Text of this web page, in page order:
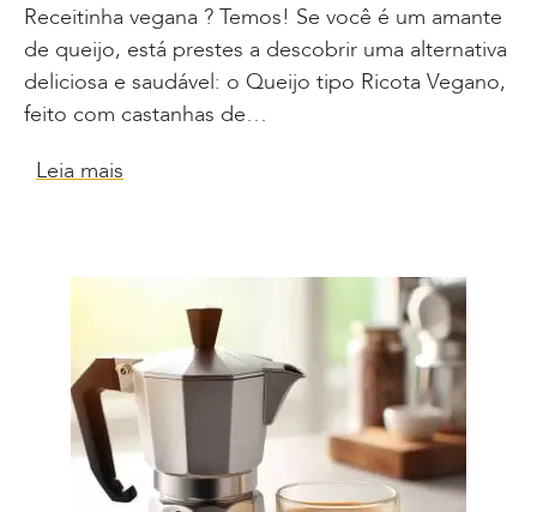
Receitinha vegana ? Temos! Se você é um amante
de queijo, está prestes a descobrir uma alternativa
deliciosa e saudável: o Queijo tipo Ricota Vegano,
feito com castanhas de…
Leia mais